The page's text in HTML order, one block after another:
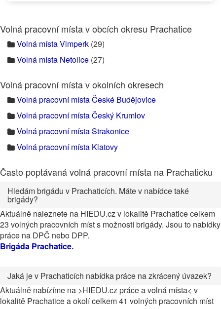
Volná pracovní místa v obcích okresu Prachatice
Volná místa Vimperk (29)
Volná místa Netolice (27)
Volná pracovní místa v okolních okresech
Volná pracovní místa České Budějovice
Volná pracovní místa Český Krumlov
Volná pracovní místa Strakonice
Volná pracovní místa Klatovy
Často poptávaná volná pracovní místa na Prachaticku
Hledám brigádu v Prachaticích. Máte v nabídce také
brigády?
Aktuálně naleznete na HIEDU.cz v lokalitě Prachatice celkem
23 volných pracovních míst s možností brigády. Jsou to nabídky
práce na DPČ nebo DPP.
Brigáda Prachatice.
Jaká je v Prachaticích nabídka práce na zkrácený úvazek?
Aktuálně nabízíme na >HIEDU.cz práce a volná místa< v
lokalitě Prachatice a okolí celkem 41 volných pracovních míst